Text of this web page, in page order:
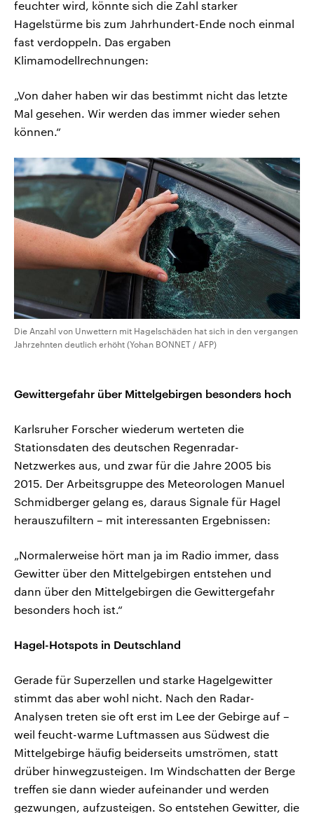
feuchter wird, könnte sich die Zahl starker
Hagelstürme bis zum Jahrhundert-Ende noch einmal
fast verdoppeln. Das ergaben
Klimamodellrechnungen:
„Von daher haben wir das bestimmt nicht das letzte
Mal gesehen. Wir werden das immer wieder sehen
können.“
Die Anzahl von Unwettern mit Hagelschäden hat sich in den vergangen
Jahrzehnten deutlich erhöht (Yohan BONNET / AFP)
Gewittergefahr über Mittelgebirgen besonders hoch
Karlsruher Forscher wiederum werteten die
Stationsdaten des deutschen Regenradar-
Netzwerkes aus, und zwar für die Jahre 2005 bis
2015. Der Arbeitsgruppe des Meteorologen Manuel
Schmidberger gelang es, daraus Signale für Hagel
herauszufiltern – mit interessanten Ergebnissen:
„Normalerweise hört man ja im Radio immer, dass
Gewitter über den Mittelgebirgen entstehen und
dann über den Mittelgebirgen die Gewittergefahr
besonders hoch ist.“
Hagel-Hotspots in Deutschland
Gerade für Superzellen und starke Hagelgewitter
stimmt das aber wohl nicht. Nach den Radar-
Analysen treten sie oft erst im Lee der Gebirge auf –
weil feucht-warme Luftmassen aus Südwest die
Mittelgebirge häufig beiderseits umströmen, statt
drüber hinwegzusteigen. Im Windschatten der Berge
treffen sie dann wieder aufeinander und werden
gezwungen, aufzusteigen. So entstehen Gewitter, die